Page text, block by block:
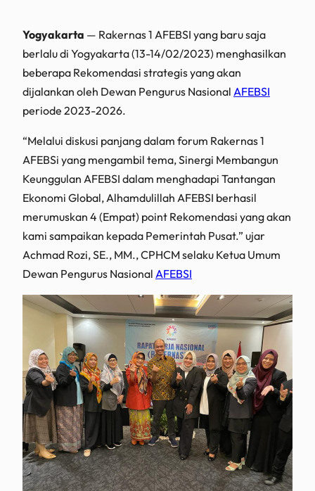
Yogyakarta — Rakernas 1 AFEBSI yang baru saja
berlalu di Yogyakarta (13-14/02/2023) menghasilkan
beberapa Rekomendasi strategis yang akan
dijalankan oleh Dewan Pengurus Nasional AFEBSI
periode 2023-2026.
“Melalui diskusi panjang dalam forum Rakernas 1
AFEBSi yang mengambil tema, Sinergi Membangun
Keunggulan AFEBSI dalam menghadapi Tantangan
Ekonomi Global, Alhamdulillah AFEBSI berhasil
merumuskan 4 (Empat) point Rekomendasi yang akan
kami sampaikan kepada Pemerintah Pusat.” ujar
Achmad Rozi, SE., MM., CPHCM selaku Ketua Umum
Dewan Pengurus Nasional AFEBSI